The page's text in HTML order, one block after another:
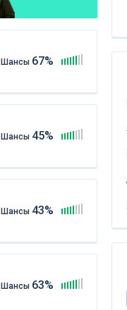
Шансы 67%
Шансы 45%
Шансы 43%
Шансы 63%